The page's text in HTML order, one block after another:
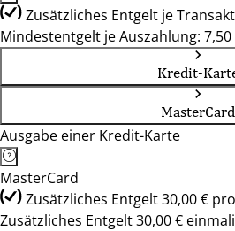
Zusätzliches Entgelt je
Mindestentgelt je Auszahlung: 7,50
Kredit-
MasterCard
Ausgabe einer Kredit-Karte
MasterCard
Zusätzliches Entgelt 30,00 €
Zusätzliches Entgelt 30,00 €